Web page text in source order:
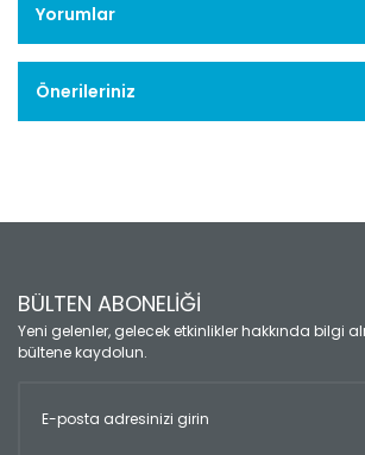
Yorumlar
Önerileriniz
BÜLTEN ABONELİĞİ
Yeni gelenler, gelecek etkinlikler hakkında bilgi
bültene kaydolun.